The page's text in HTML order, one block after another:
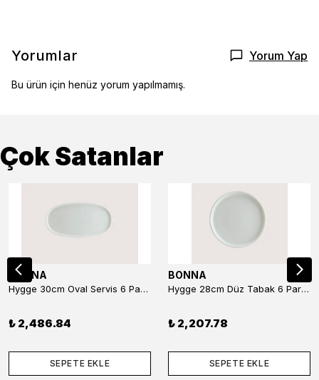
Yorumlar Yorum Yap
Bu ürün için henüz yorum yapılmamış.
Çok Satanlar
BONNA
Hygge 30cm Oval Servis 6 Parça
₺ 2,486.84
SEPETE EKLE
BONNA
Hygge 28cm Düz Tabak 6 Parça
₺ 2,207.78
SEPETE EKLE